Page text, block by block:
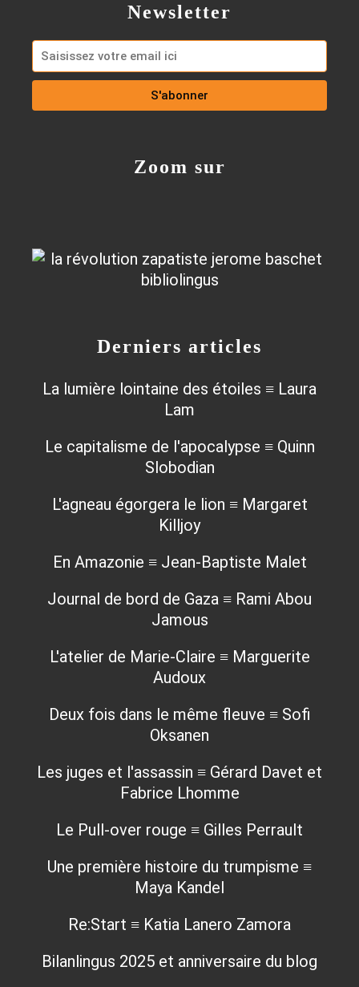
Newsletter
Derniers articles
La lumière lointaine des étoiles ≡ Laura
Lam
Le capitalisme de l'apocalypse ≡ Quinn
Slobodian
L'agneau égorgera le lion ≡ Margaret
Killjoy
En Amazonie ≡ Jean-Baptiste Malet
Journal de bord de Gaza ≡ Rami Abou
Jamous
L'atelier de Marie-Claire ≡ Marguerite
Audoux
Deux fois dans le même fleuve ≡ Sofi
Oksanen
Les juges et l'assassin ≡ Gérard Davet et
Fabrice Lhomme
Le Pull-over rouge ≡ Gilles Perrault
Une première histoire du trumpisme ≡
Maya Kandel
Re:Start ≡ Katia Lanero Zamora
Bilanlingus 2025 et anniversaire du blog
Zoom sur